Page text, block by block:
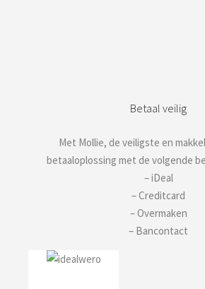
Betaal veilig
Met Mollie, de veiligste en
betaaloplossing met de volgende
– iDeal
– Creditcard
– Overmaken
– Bancontact